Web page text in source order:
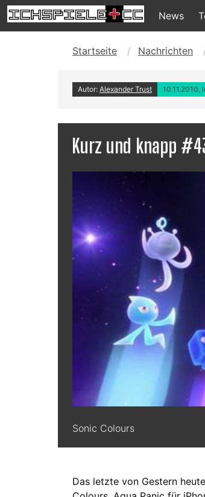
News
Startseite Nachrichten
Autor: Alexander Trust 10.11.2010,
Kurz und knapp
Sonic Colours
Das letzte von Gestern